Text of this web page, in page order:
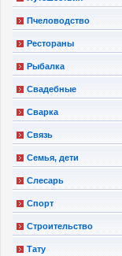
Пчеловодство
Рестораны
Рыбалка
Свадебные
Сварка
Связь
Семья, дети
Слесарь
Спорт
Строительство
Тату